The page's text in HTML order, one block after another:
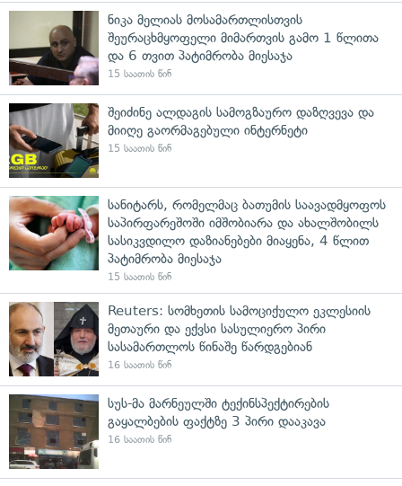
ნიკა მელიას მოსამართლისთვის
შეურაცხმყოფელი მიმართვის გამო 1 წლითა
და 6 თვით პატიმრობა მიესაჯა
15 საათის წინ
შეიძინე ალდაგის სამოგზაურო დაზღვევა და
მიიღე გაორმაგებული ინტერნეტი
15 საათის წინ
სანიტარს, რომელმაც ბათუმის საავადმყოფოს
საპირფარეშოში იმშობიარა და ახალშობილს
სასიკვდილო დაზიანებები მიაყენა, 4 წლით
პატიმრობა მიესაჯა
15 საათის წინ
Reuters: სომხეთის სამოციქულო ეკლესიის
მეთაური და ექვსი სასულიერო პირი
სასამართლოს წინაშე წარდგებიან
16 საათის წინ
სუს-მა მარნეულში ტექინსპექტირების
გაყალბების ფაქტზე 3 პირი დააკავა
16 საათის წინ